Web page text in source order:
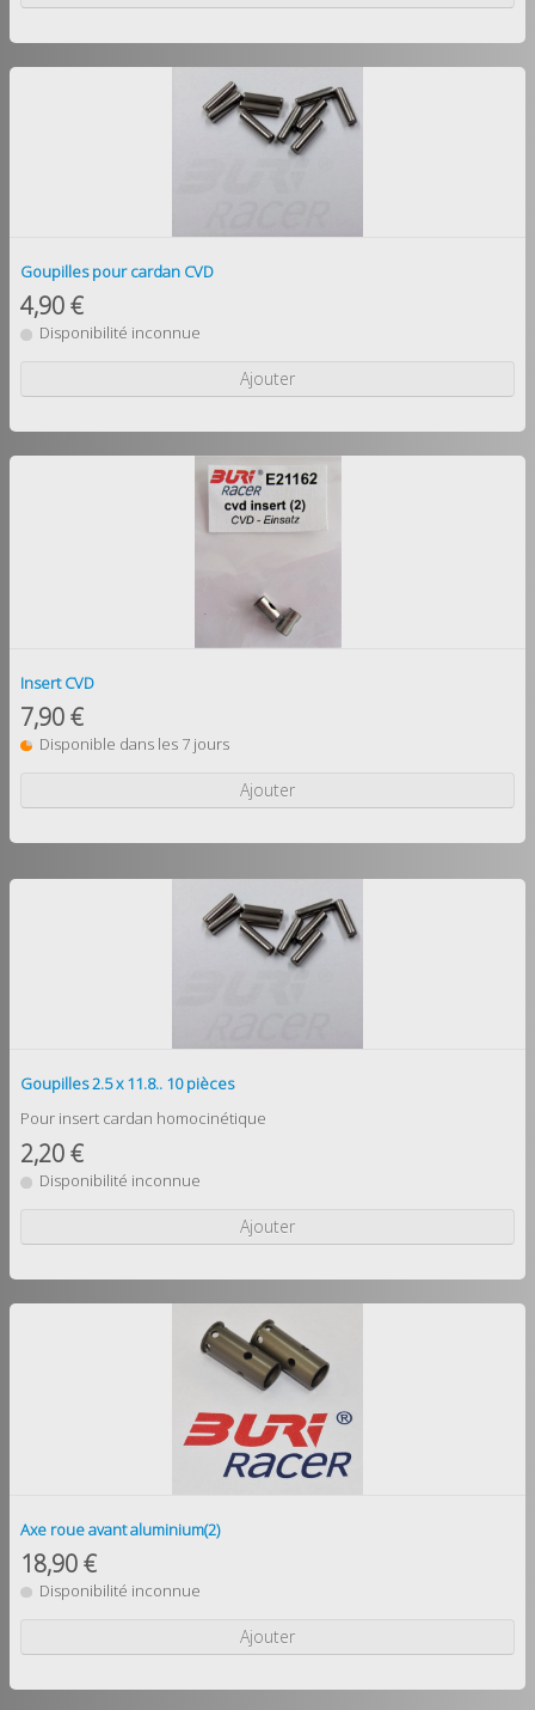
Goupilles pour cardan CVD
4,90 €
Disponibilité inconnue
Ajouter
Insert CVD
7,90 €
Disponible dans les 7 jours
Ajouter
Goupilles 2.5 x 11.8.. 10 pièces
Pour insert cardan homocinétique
2,20 €
Disponibilité inconnue
Ajouter
Axe roue avant aluminium(2)
18,90 €
Disponibilité inconnue
Ajouter